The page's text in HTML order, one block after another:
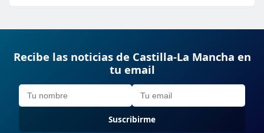
Recibe las noticias de Castilla-La Mancha en
tu email
Suscribirme